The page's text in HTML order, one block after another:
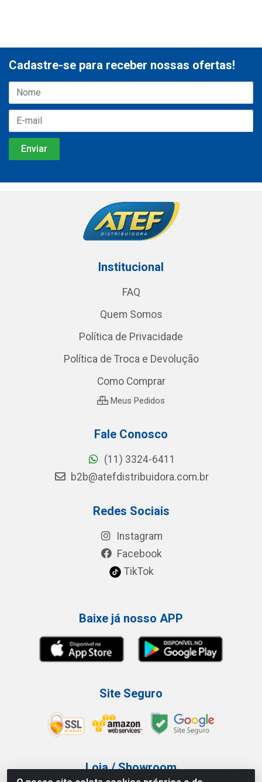
Cadastre-se para receber nossas ofertas!
Institucional
FAQ
Quem Somos
Política de Privacidade
Política de Troca e Devolução
Como Comprar
Meus Pedidos
Fale Conosco
(11) 3324-6411
b2b@atefdistribuidora.com.br
Redes Sociais
Instagram
Facebook
TikTok
Baixe já nosso APP
Site Seguro
Loja / Showroom